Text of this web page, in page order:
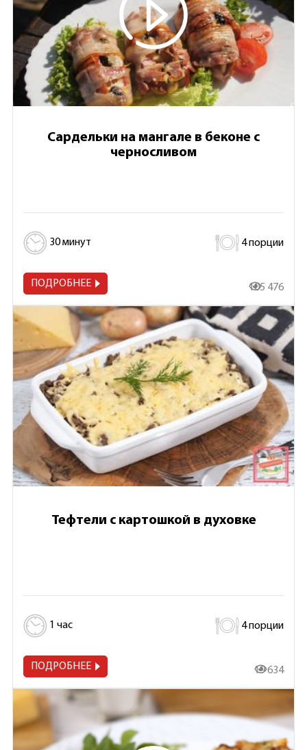
Сардельки на мангале в беконе с
черносливом
30 минут 4 порции
ПОДРОБНЕЕ 105 476
Тефтели с картошкой в духовке
1 час 4 порции
ПОДРОБНЕЕ 19 634